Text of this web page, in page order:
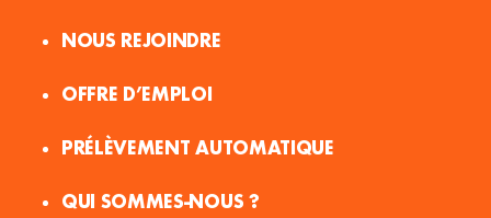
NOUS REJOINDRE
OFFRE D’EMPLOI
PRÉLÈVEMENT AUTOMATIQUE
QUI SOMMES-NOUS ?